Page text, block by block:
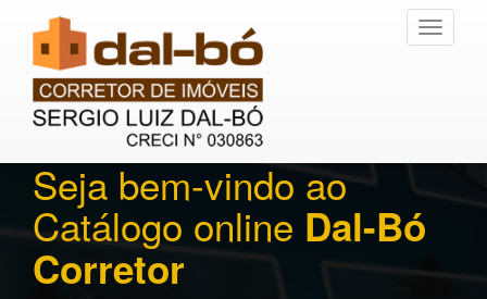
Toggle
Seja bem-vindo ao
Catálogo online Dal-Bó
Corretor